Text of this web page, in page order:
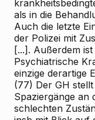
als in die
Auch die letzte
der Polizei mit
[...]. Außerdem
Psychiatrische
einzige derartige
(77) Der GH
Spaziergänge an
schlechten